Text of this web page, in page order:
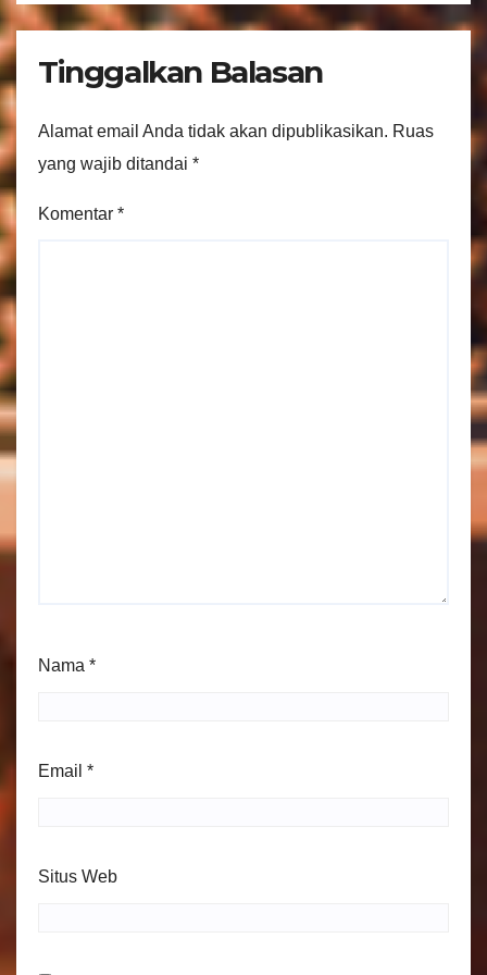
Tinggalkan Balasan
Alamat email Anda tidak akan dipublikasikan. Ruas
yang wajib ditandai *
Komentar *
Nama *
Email *
Situs Web